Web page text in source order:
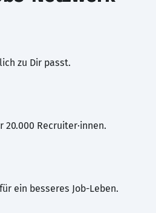
zu Dir passt.
Recruiter·innen.
ein besseres Job-Leben.